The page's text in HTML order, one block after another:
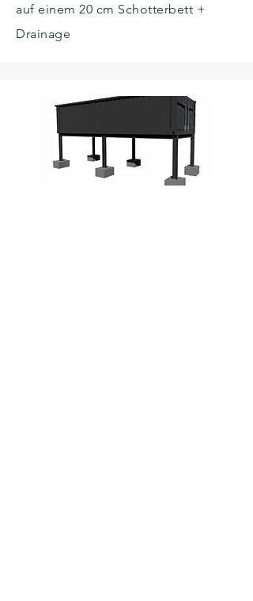
auf einem 20 cm Schotterbett +
Drainage